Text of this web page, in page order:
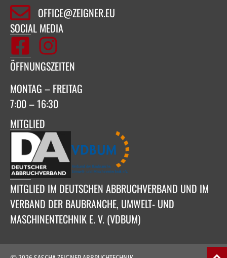
OFFICE@ZEIGNER.EU
SOCIAL MEDIA
ÖFFNUNGSZEITEN
MONTAG – FREITAG
7:00 – 16:30
MITGLIED
MITGLIED IM DEUTSCHEN ABBRUCHVERBAND UND IM
VERBAND DER BAUBRANCHE, UMWELT- UND
MASCHINENTECHNIK E. V. (VDBUM)